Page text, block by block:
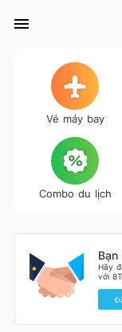
Vé máy bay
Combo du lịch
Hãy
với